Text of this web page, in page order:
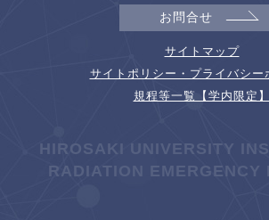
お問合せ
サイトマップ
サイトポリシー・プライバシー
規程等一覧【学内限定】
HIROSAKI UNIVERSITY
RADIATION EMERGENCY